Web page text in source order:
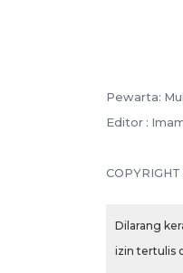
Pewarta:
Editor :
Dilarang
izin tertulis